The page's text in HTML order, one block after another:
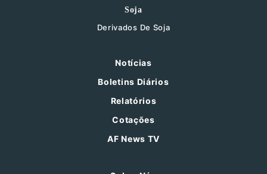
Soja
Derivados De Soja
Notícias
Boletins Diários
Relatórios
Cotações
AF News TV